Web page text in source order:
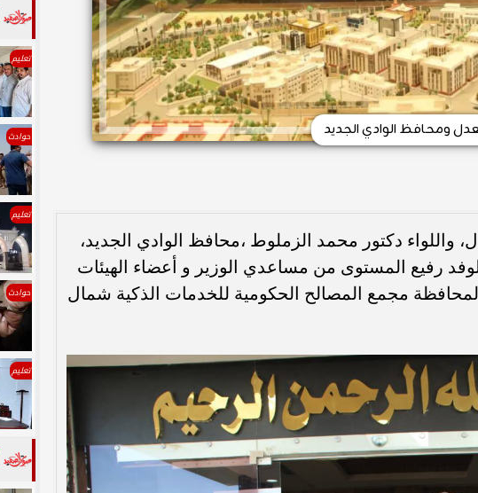
ومحافظ الوادي الجديد
واللواء دكتور محمد الزملوط ،محافظ الوادي الجديد،
رفيع المستوى من مساعدي الوزير و أعضاء الهيئات
بالمحافظة مجمع المصالح الحكومية للخدمات الذكية شمال
تعليم
حوادث
تعليم
حوادث
تعليم